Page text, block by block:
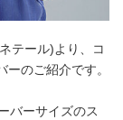
テール)より、コ
のご紹介です。
バーサイズのス